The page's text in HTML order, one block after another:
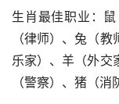
生肖最佳职业：
（律师）、兔（
乐家）、羊（外交
（警察）、猪（消